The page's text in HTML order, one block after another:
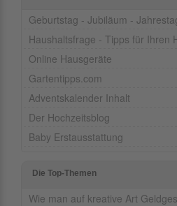
Geburtstag - Jubiläum -
Haushaltsfrage - Tipps für Ihren
Online Hausgeräte
Gartentipps.com
Adventskalender Inhalt
Der Hochzeitsblog
Baby Erstausstattung
Die Top-Themen
Wie man auf kreative Art